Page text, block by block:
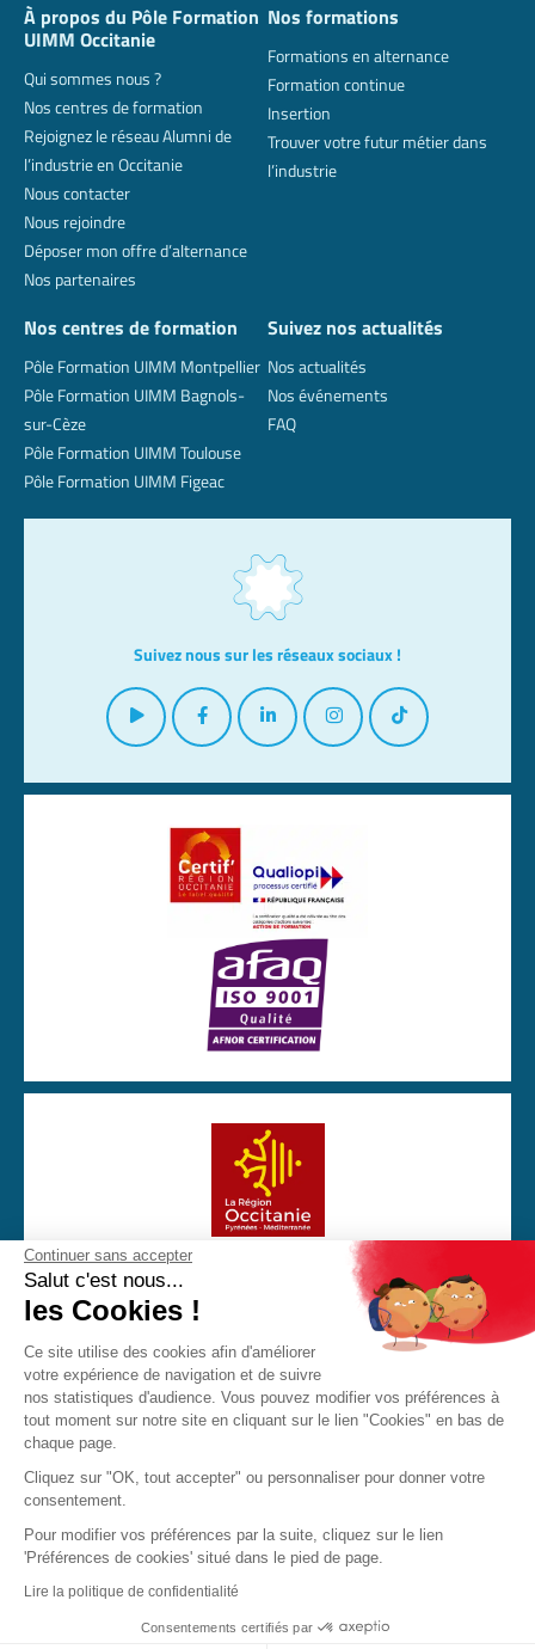
Continuer sans accepter
Salut c'est nous...
les Cookies !
Ce site utilise des cookies afin d'améliorer
votre expérience de navigation et de suivre
nos statistiques d'audience. Vous pouvez modifier vos préférences à
tout moment sur notre site en cliquant sur le lien "Cookies" en bas de
chaque page.
Cliquez sur "OK, tout accepter" ou personnaliser pour donner votre
consentement.
Pour modifier vos préférences par la suite, cliquez sur le lien
'Préférences de cookies' situé dans le pied de page.
Lire la politique de confidentialité
Consentements certifiés par
JPO Brochure
À propos du Pôle Formation
UIMM Occitanie
Qui sommes nous ?
Nos centres de formation
Rejoignez le réseau Alumni de
l’industrie en Occitanie
Nous contacter
Nous rejoindre
Déposer mon offre d’alternance
Nos partenaires
Nos formations
Formations en alternance
Formation continue
Insertion
Trouver votre futur métier dans
l’industrie
Nos centres de formation
Pôle Formation UIMM Montpellier
Pôle Formation UIMM Bagnols-
sur-Cèze
Pôle Formation UIMM Toulouse
Pôle Formation UIMM Figeac
Suivez nos actualités
Nos actualités
Nos événements
FAQ
Avec la participation financière de la Région Occitanie
Suivez nous sur les réseaux sociaux !
CGU Mentions Légales
Politique de confidentialité
Cookies
Made with love by Visions Nouvelles 2023 ! Dernière mise